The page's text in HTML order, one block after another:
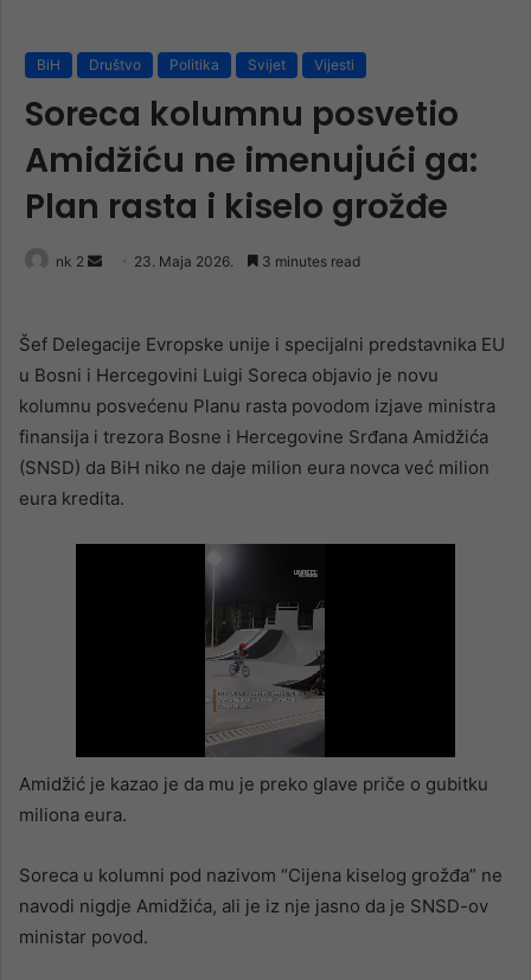
BiH Društvo Politika Svijet Vijesti
Soreca kolumnu posvetio
Amidžiću ne imenujući ga:
Plan rasta i kiselo grožđe
nk 2
Send 23. Maja 2026. 3 minutes read
Šef Delegacije Evropske unije i specijalni predstavnika EU
u Bosni i Hercegovini Luigi Soreca objavio je novu
kolumnu posvećenu Planu rasta povodom izjave ministra
finansija i trezora Bosne i Hercegovine Srđana Amidžića
(SNSD) da BiH niko ne daje milion eura novca već milion
eura kredita.
Amidžić je kazao je da mu je preko glave priče o gubitku
miliona eura.
Soreca u kolumni pod nazivom “Cijena kiselog grožđa” ne
navodi nigdje Amidžića, ali je iz nje jasno da je SNSD-ov
ministar povod.